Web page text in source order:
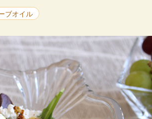
ブオイル